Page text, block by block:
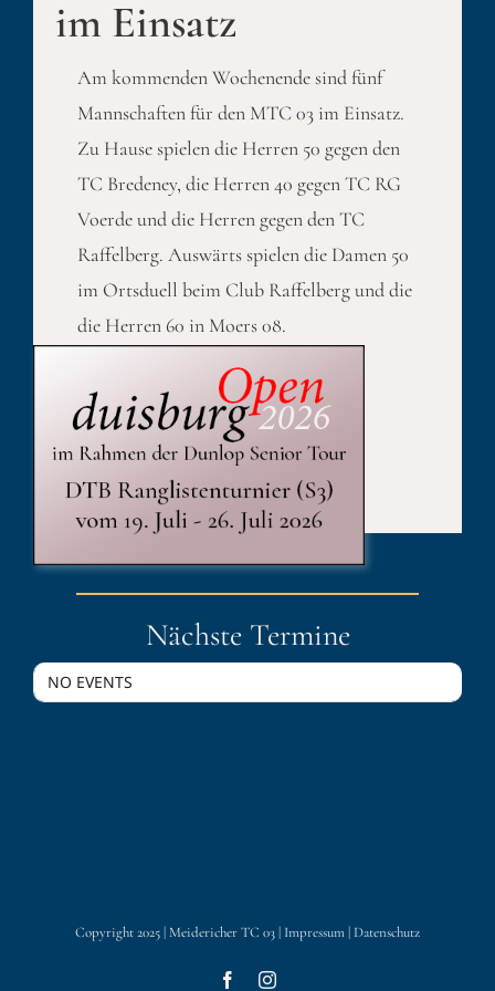
im Einsatz
Am kommenden Wochenende sind fünf
Mannschaften für den MTC 03 im Einsatz.
Zu Hause spielen die Herren 50 gegen den
TC Bredeney, die Herren 40 gegen TC RG
Voerde und die Herren gegen den TC
Raffelberg. Auswärts spielen die Damen 50
im Ortsduell beim Club Raffelberg und die
die Herren 60 in Moers 08.
Published On: 16. Mai 2025
Kategorien:Sport
Nächste Termine
NO EVENTS
Copyright 2025 | Meidericher TC 03 | Impressum | Datenschutz
FacebookInstagram